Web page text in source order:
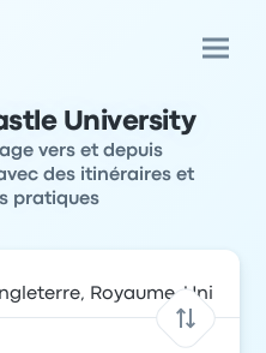
University
vers et depuis
des itinéraires et
pratiques